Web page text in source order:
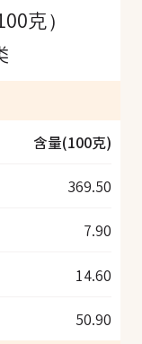
克）
含量(100克)
369.50
7.90
14.60
50.90